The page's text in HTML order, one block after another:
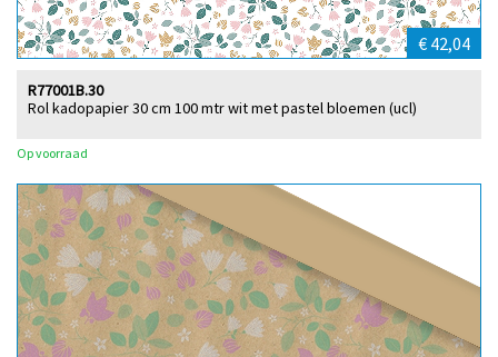
€ 42,04
Rol kadopapier 30 cm 100 mtr wit met pastel bloemen (ucl)
R77001B.30
Op voorraad